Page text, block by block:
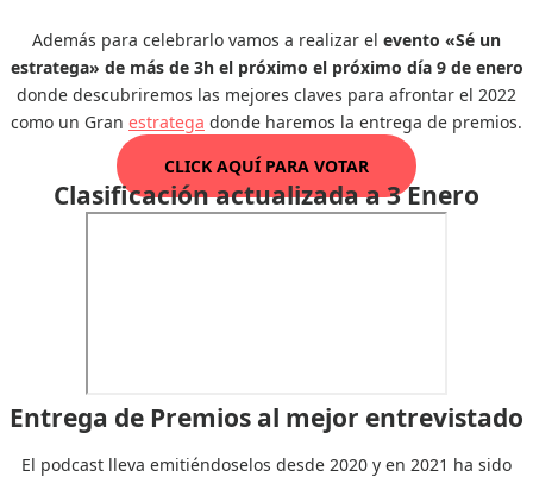
Además para celebrarlo vamos a realizar el evento «Sé un
estratega» de más de 3h el próximo el próximo día 9 de enero
donde descubriremos las mejores claves para afrontar el 2022
como un Gran estratega donde haremos la entrega de premios.
CLICK AQUÍ PARA VOTAR
Clasificación actualizada a 3 Enero
Entrega de Premios al mejor entrevistado
El podcast lleva emitiéndoselos desde 2020 y en 2021 ha sido